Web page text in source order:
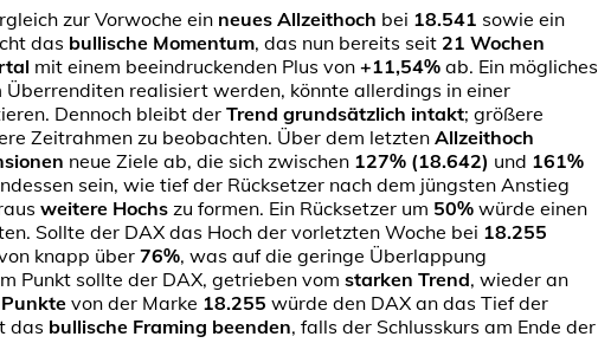
zur Vorwoche ein neues Allzeithoch bei 18.541 sowie ein
das bullische Momentum, das nun bereits seit 21 Wochen
mit einem beeindruckenden Plus von +11,54% ab. Ein mögliches
Überrenditen realisiert werden, könnte allerdings in einer
Dennoch bleibt der Trend grundsätzlich intakt; größere
Zeitrahmen zu beobachten. Über dem letzten Allzeithoch
neue Ziele ab, die sich zwischen 127% (18.642) und 161%
sein, wie tief der Rücksetzer nach dem jüngsten Anstieg
weitere Hochs zu formen. Ein Rücksetzer um 50% würde einen
Sollte der DAX das Hoch der vorletzten Woche bei 18.255
knapp über 76%, was auf die geringe Überlappung
Punkt sollte der DAX, getrieben vom starken Trend, wieder an
von der Marke 18.255 würde den DAX an das Tief der
das bullische Framing beenden, falls der Schlusskurs am Ende der